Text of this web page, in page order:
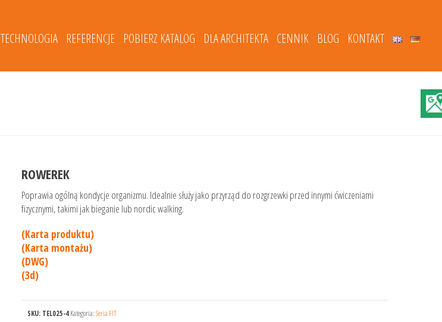
TECHNOLOGIA REFERENCJE POBIERZ KATALOG DLA ARCHITEKTA CENNIK BLOG KONTAKT
ROWEREK
Poprawia ogólną kondycje organizmu. Idealnie służy jako przyrząd do rozgrzewki przed innymi ćwiczeniami
fizycznymi, takimi jak bieganie lub nordic walking.
(Karta produktu)
(Karta montażu)
(DWG)
(3d)
SKU: TEL025-4Kategoria:Seria FIT